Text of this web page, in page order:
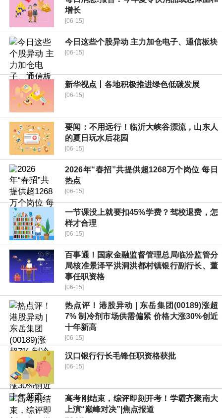
增长
[06-15]
今日这些个股异动 主力加仓电子、通信板块
[06-15]
新华视点丨各地积极推进绿色低碳发展
[06-15]
要闻：不用远行！临沂大峡谷漂流，山东人
的夏日玩水后花园
[06-15]
2026年“春招”共提供超1268万个岗位 每日
热点
[06-15]
一节课没上就要扣45%学费？驾校退费，怎
样才合理
[06-15]
百事通！国家金融监督管理总局临汾监管分
局核准景泽平洪洞洪都村镇银行副行长、董
事任职资格
[06-15]
热点评！港股异动 | 东岳集团(00189)涨超
7% 制冷剂市场供需偏紧 价格大涨30%创近
十年新高
[06-15]
汉口银行行长毛锋任职资格获批
[06-15]
高考刚结束，综评即刻开考！学霸齐聚南大
上演“巅峰对决”|焦点报道